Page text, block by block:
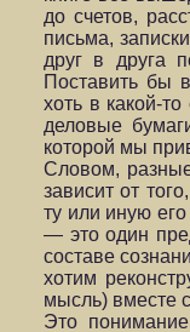
до счетов,
письма,
друг в друга
Поставить бы
хоть в какой-
деловые
которой мы
Словом,
зависит от
ту или иную
— это один
составе
хотим
мысль) вместе
Это